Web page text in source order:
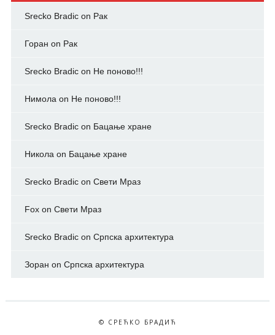
Srecko Bradicon Рак
Горан on Рак
Srecko Bradicon Не поново!!!
Нимола on Не поново!!!
Srecko Bradicon Бацање хране
Никола on Бацање хране
Srecko Bradicon Свети Мраз
Foxon Свети Мраз
Srecko Bradicon Српска архитектура
Зоран on Српска архитектура
© СРЕЋКО БРАДИЋ